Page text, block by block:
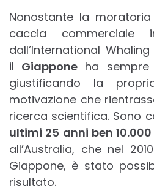
Nonostante la
caccia commerciale
dall’International
il Giappone ha
giustificando la
motivazione che
ricerca scientifica. Sono
ultimi 25 anni ben
all’Australia, che nel
Giappone, è stato
risultato.